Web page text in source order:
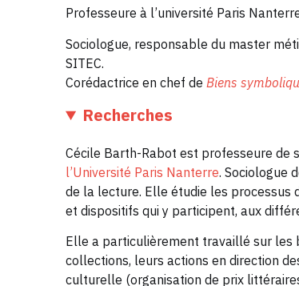
Professeure à l’université Paris
Sociologue, responsable du master
SITEC.
Corédactrice en chef de Biens
Recherches
Cécile Barth-Rabot est professeure de
l’Université Paris Nanterre. Sociologue
de la lecture. Elle étudie les
et dispositifs qui y participent, aux
Elle a particulièrement travaillé sur les
collections, leurs actions en direction
culturelle (organisation de prix